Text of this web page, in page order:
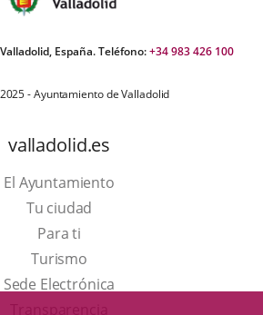
España. Teléfono:+34 983 426 100
- Ayuntamiento de Valladolid
valladolid.es
El Ayuntamiento
Tu ciudad
Para ti
TurismoEste
enlace
Sede Electrónica